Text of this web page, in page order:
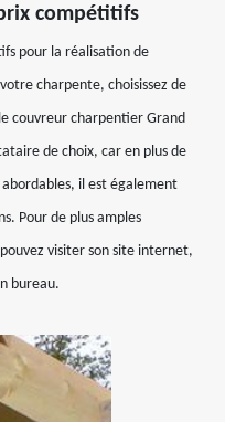
compétitifs
pour la réalisation de
charpente, choisissez de
couvreur charpentier Grand
de choix, car en plus de
il est également
Pour de plus amples
visiter son site internet,
bureau.